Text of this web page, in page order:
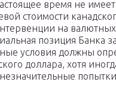
время не имеет
стоимости
на
позиция Банка
условия должны
доллара, хотя